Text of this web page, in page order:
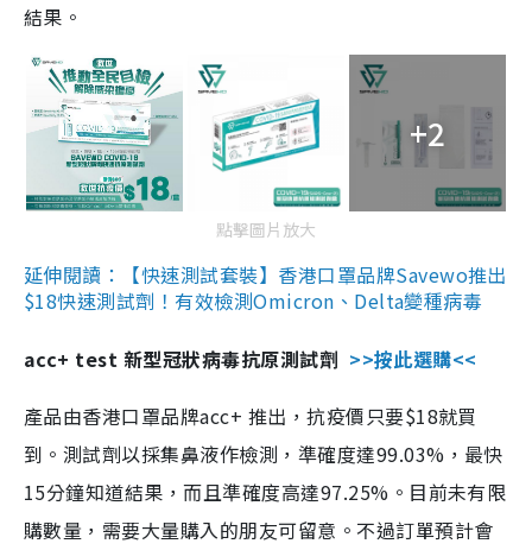
結果。
+2
點擊圖片放大
延伸閱讀：【快速測試套裝】香港口罩品牌Savewo推出
$18快速測試劑！有效檢測Omicron、Delta變種病毒
acc+ test 新型冠狀病毒抗原測試劑 >>按此選購<<
產品由香港口罩品牌acc+ 推出，抗疫價只要$18就買
到。測試劑以採集鼻液作檢測，準確度達99.03%，最快
15分鐘知道結果，而且準確度高達97.25%。目前未有限
購數量，需要大量購入的朋友可留意。不過訂單預計會